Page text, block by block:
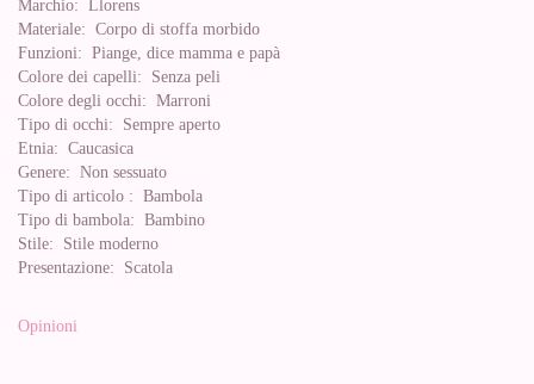
Marchio: Llorens
Materiale: Corpo di stoffa morbido
Funzioni: Piange, dice mamma e papà
Colore dei capelli: Senza peli
Colore degli occhi: Marroni
Tipo di occhi: Sempre aperto
Etnia: Caucasica
Genere: Non sessuato
Tipo di articolo : Bambola
Tipo di bambola: Bambino
Stile: Stile moderno
Presentazione: Scatola
Opinioni